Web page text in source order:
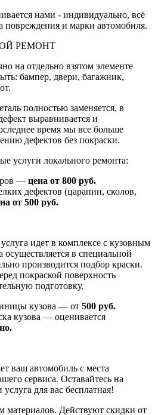
нами - индивидуально, всё
повреждения и марки автомобиля.
РЕМОНТ
на отдельно взятом элементе
бампер, двери, багажник,
полностью заменяется, в
выравнивается и
время мы все больше
дефектов без покраски.
услуги локального ремонта:
— цена от 800 руб.
дефектов (царапин, сколов,
от 500 руб.
идет в комплексе с кузовным
в специальной
производится подбор краски.
покраской поверхность
подготовку.
кузова — от 500 руб.
кузова — оценивается
ваш автомобиль с места
сервиса. Оставайтесь на
для вас бесплатная!
материалов. Действуют скидки от